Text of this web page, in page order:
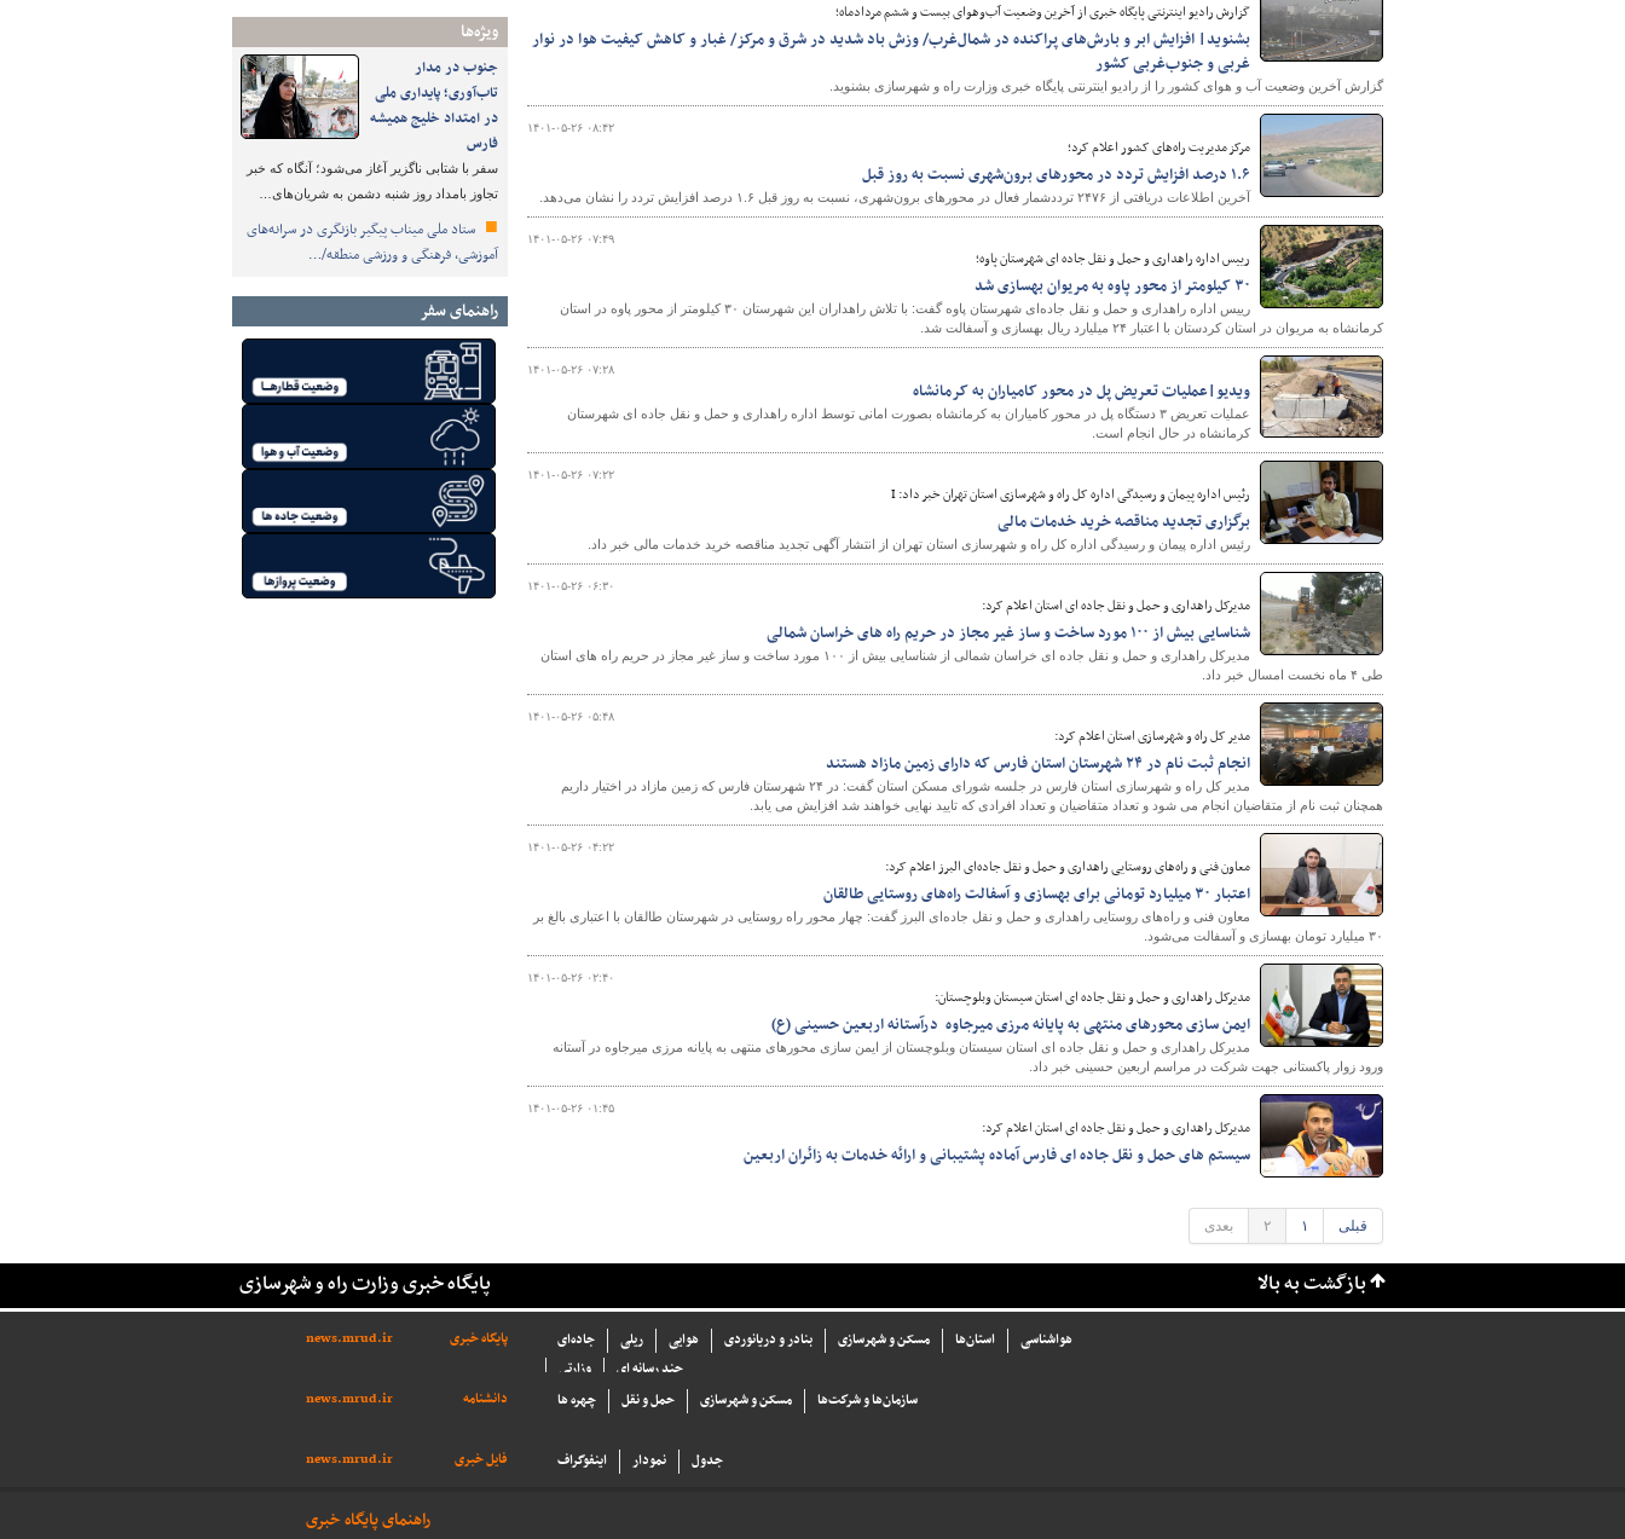
شهرسازی
ویژه‌ها
جنوب در مدار
تاب‌آوری؛ پایداری ملی
در امتداد خلیج همیشه
فارس
سفر با شتابی ناگزیر آغاز می‌شود؛ آنگاه که خبر
تجاوز بامداد روز شنبه دشمن به شریان‌های…
ستاد ملی میناب پیگیر بازنگری در سرانه‌های
آموزشی، فرهنگی و ورزشی منطقه/…
راهنمای سفر
گزارش رادیو اینترنتی پایگاه خبری از آخرین وضعیت آب‌وهوای بیست و ششم مردادماه؛
بشنوید| افزایش ابر و بارش‌های پراکنده در شمال‌غرب/ وزش باد شدید در شرق و مرکز/ غبار و کاهش کیفیت هوا در نوار
غربی و جنوب‌غربی کشور
گزارش آخرین وضعیت آب و هوای کشور را از رادیو اینترنتی پایگاه خبری وزارت راه و شهرسازی بشنوید.
۱۴۰۱-۰۵-۲۶ ۰۸:۴۲
مرکز مدیریت راه‌های کشور اعلام کرد؛
۱.۶ درصد افزایش تردد در محورهای برون‌شهری نسبت به روز قبل
آخرین اطلاعات دریافتی از ۲۴۷۶ ترددشمار فعال در محورهای برون‌شهری، نسبت به روز قبل ۱.۶ درصد افزایش تردد را نشان می‌دهد.
۱۴۰۱-۰۵-۲۶ ۰۷:۴۹
رییس اداره راهداری و حمل و نقل جاده ای شهرستان پاوه؛
‌۳۰ کیلومتر از محور پاوه به مریوان بهسازی شد
‌رییس اداره راهداری و حمل و نقل جاده‌ای شهرستان پاوه گفت: با تلاش راهداران این شهرستان ۳۰ کیلومتر از محور پاوه در استان
کرمانشاه به مریوان در استان کردستان با اعتبار ۲۴ میلیارد ریال بهسازی و آسفالت شد.
۱۴۰۱-۰۵-۲۶ ۰۷:۲۸
ویدیو|عملیات تعریض پل در محور کامیاران به کرمانشاه
عملیات تعریض ۳ دستگاه پل در محور کامیاران به کرمانشاه بصورت امانی توسط اداره راهداری و حمل و نقل جاده ای شهرستان
کرمانشاه در حال انجام است.
۱۴۰۱-۰۵-۲۶ ۰۷:۲۲
رئیس اداره پیمان و رسیدگی اداره کل راه و شهرسازی استان تهران خبر داد: I
برگزاری تجدید مناقصه خرید خدمات مالی
رئیس اداره پیمان و رسیدگی اداره کل راه و شهرسازی استان تهران از انتشار آگهی تجدید مناقصه خرید خدمات مالی خبر داد.
۱۴۰۱-۰۵-۲۶ ۰۶:۳۰
مدیرکل راهداری و حمل و نقل جاده ای استان اعلام کرد:
شناسایی بیش از ۱۰۰ مورد ساخت و ساز غیر مجاز در حریم راه های خراسان شمالی
مدیرکل راهداری و حمل و نقل جاده ای خراسان شمالی از شناسایی بیش از ۱۰۰ مورد ساخت و ساز غیر مجاز در حریم راه های استان
طی ۴ ماه نخست امسال خبر داد.
۱۴۰۱-۰۵-۲۶ ۰۵:۴۸
مدیر کل راه و شهرسازی استان اعلام کرد:
انجام ثبت نام در ۲۴ شهرستان استان فارس که دارای زمین مازاد هستند
مدیر کل راه و شهرسازی استان فارس در جلسه شورای مسکن استان گفت: در ۲۴ شهرستان فارس که زمین مازاد در اختیار داریم
همچنان ثبت نام از متقاضیان انجام می شود و تعداد متقاضیان و تعداد افرادی که تایید نهایی خواهند شد افزایش می یابد.
۱۴۰۱-۰۵-۲۶ ۰۴:۲۲
معاون فنی و راه‌های روستایی راهداری و حمل و نقل جاده‌ای البرز اعلام کرد:
اعتبار ۳۰ میلیارد تومانی برای بهسازی و آسفالت راه‌های روستایی طالقان
معاون فنی و راه‌های روستایی راهداری و حمل و نقل جاده‌ای البرز گفت: چهار محور راه روستایی در شهرستان طالقان با اعتباری بالغ بر
۳۰ میلیارد تومان بهسازی و آسفالت می‌شود.
۱۴۰۱-۰۵-۲۶ ۰۲:۴۰
مدیرکل راهداری و حمل و نقل جاده ای استان سیستان وبلوچستان:
ایمن سازی محورهای منتهی به پایانه مرزی میرجاوه درآستانه اربعین حسینی (ع)
مدیرکل راهداری و حمل و نقل جاده ای استان سیستان وبلوچستان از ایمن سازی محورهای منتهی به پایانه مرزی میرجاوه در آستانه
ورود زوار پاکستانی جهت شرکت در مراسم اربعین حسینی خبر داد.
۱۴۰۱-۰۵-۲۶ ۰۱:۴۵
مدیرکل راهداری و حمل و نقل جاده ای استان اعلام کرد:
سیستم های حمل و نقل جاده ای فارس آماده پشتیبانی و ارائه خدمات به زائران اربعین
قبلی ۱ ۲ بعدی
پایگاه خبری وزارت راه و شهرسازی بازگشت به بالا
پایگاه خبری news.mrud.ir جاده‌ای ریلی هوایی بنادر و دریانوردی مسکن و شهرسازی استان‌ها
هواشناسی
وزارتی
چند رسانه ای
دانشنامه
news.mrud.ir چهره ها حمل و نقل مسکن و شهرسازی سازما‌ن‌ها و شركت‌ها
فایل خبری news.mrud.ir اینفوگراف نمودار جدول
راهنمای پایگاه خبری